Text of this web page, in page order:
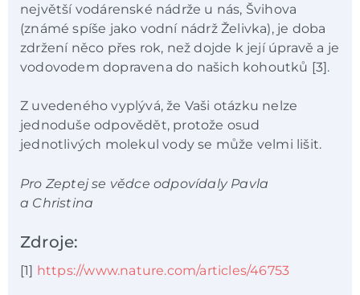
největší vodárenské nádrže u nás, Švihova
(známé spíše jako vodní nádrž Želivka), je doba
zdržení něco přes rok, než dojde k její úpravě a je
vodovodem dopravena do našich kohoutků [3].
Z uvedeného vyplývá, že Vaši otázku nelze
jednoduše odpovědět, protože osud
jednotlivých molekul vody se může velmi lišit.
Pro Zeptej se vědce odpovídaly Pavla
a Christina
Zdroje:
[1] https://www.nature.com/articles/46753